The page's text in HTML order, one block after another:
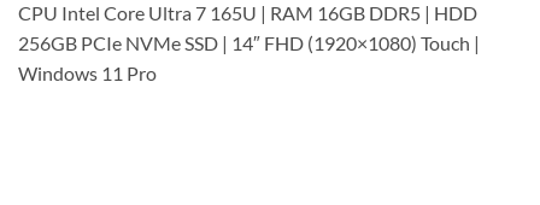
CPU Intel Core Ultra 7 165U | RAM 16GB DDR5 | HDD
256GB PCIe NVMe SSD | 14″ FHD (1920×1080) Touch |
Windows 11 Pro